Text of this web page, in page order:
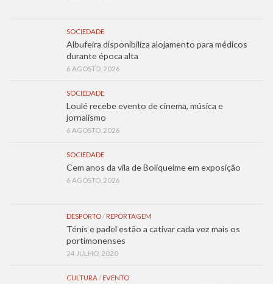
SOCIEDADE
Albufeira disponibiliza alojamento para médicos
durante época alta
6 AGOSTO, 2026
SOCIEDADE
Loulé recebe evento de cinema, música e
jornalismo
6 AGOSTO, 2026
SOCIEDADE
Cem anos da vila de Boliqueime em exposição
6 AGOSTO, 2026
DESPORTO/ REPORTAGEM
Ténis e padel estão a cativar cada vez mais os
portimonenses
24 JULHO, 2020
CULTURA/ EVENTO